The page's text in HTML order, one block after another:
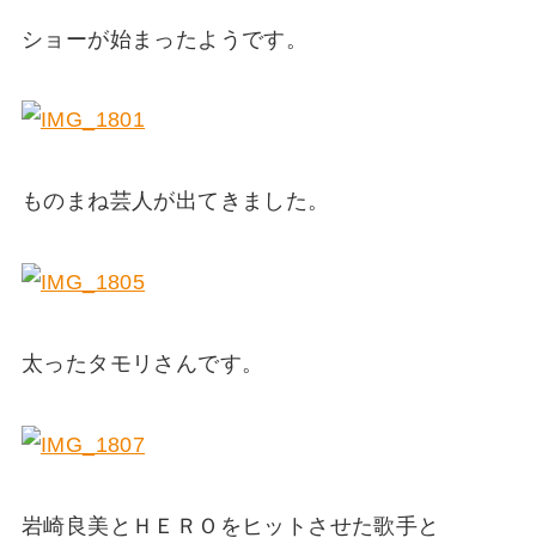
ショーが始まったようです。
ものまね芸人が出てきました。
太ったタモリさんです。
岩崎良美とＨＥＲＯをヒットさせた歌手と